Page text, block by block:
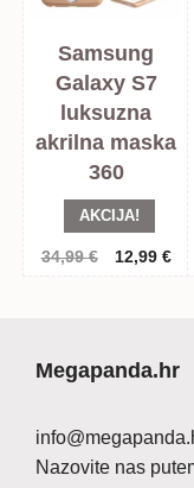
Samsung
Galaxy S7
luksuzna
akrilna maska
360
AKCIJA!
34,99€
Izvorna
12,99 €
Megapanda.hr
Nazovite nas